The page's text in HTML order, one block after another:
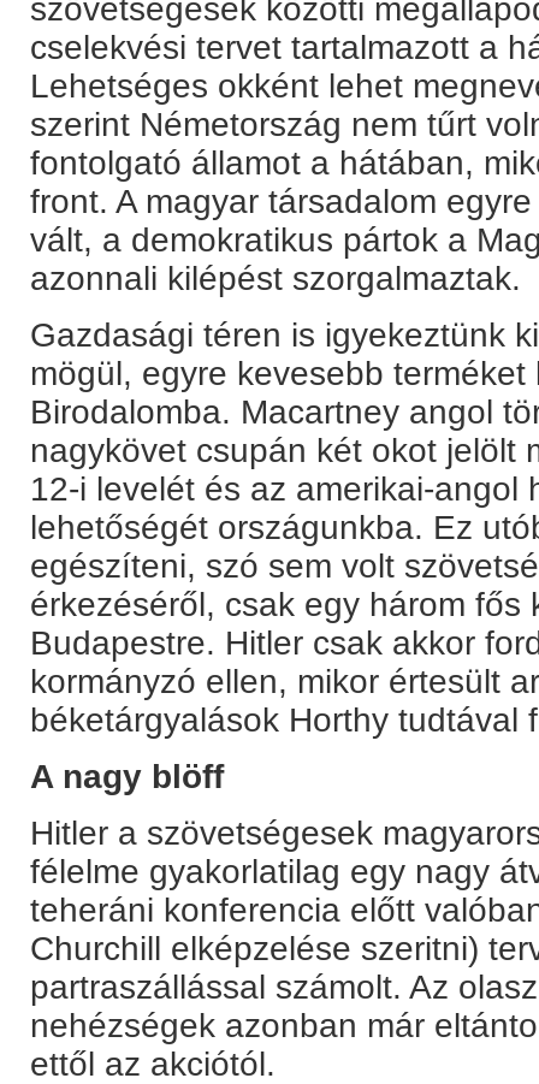
szövetségesek közötti
cselekvési tervet tartalmazott a
Lehetséges okként lehet
szerint Németország nem tűrt
fontolgató államot a hátában,
front. A magyar társadalom
vált, a demokratikus pártok a
azonnali kilépést szorgalmaztak.
Gazdasági téren is igyekeztünk
mögül, egyre kevesebb
Birodalomba. Macartney angol
nagykövet csupán két okot jelölt
12-i levelét és az amerikai-angol
lehetőségét országunkba. Ez
egészíteni, szó sem volt
érkezéséről, csak egy három fős
Budapestre. Hitler csak akkor
kormányzó ellen, mikor értesült
béketárgyalások Horthy tudtával
A nagy blöff
Hitler a szövetségesek
félelme gyakorlatilag egy nagy
teheráni konferencia előtt
Churchill elképzelése szeritni)
partraszállással számolt. Az
nehézségek azonban már
ettől az akciótól.